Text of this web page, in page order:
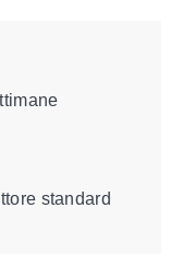
standard